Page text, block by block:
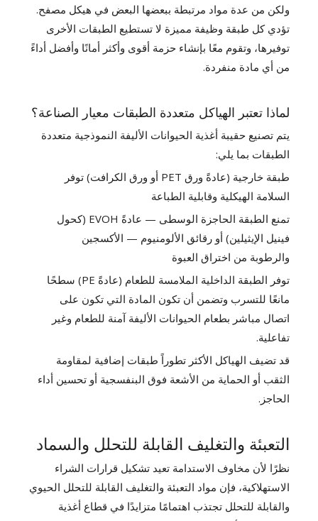
ولكن من عدة مواد مرتبطة ببعضها البعض في هيكل مصفح.
تؤدي كل طبقة وظيفة مميزة لا تستطيع الطبقات الأخرى
توفيرها، وتقوم معًا بإنشاء حزمة أقوى وأكثر أمانًا وأفضل أداءً
من أي مادة منفردة.
لماذا تعتبر الهياكل متعددة الطبقات معيار الصناعة؟
يتم تصنيع حقيبة أغذية الحيوانات الأليفة النموذجية متعددة
الطبقات بما يلي:
طبقة خارجية (عادةً ورق PET أو ورق الكرافت) توفر
السلامة الهيكلية وقابلية الطباعة
تمنع الطبقة الحاجزة الوسطى — عادةً EVOH (كحول
فينيل الإيثيلين) أو رقائق الألومنيوم — الأكسجين
والرطوبة من اختراق العبوة
توفر الطبقة الداخلية الملامسة للطعام (عادةً PE) سطحًا
مانعًا للتسرب وتضمن أن تكون المادة التي تكون على
اتصال مباشر بطعام الحيوانات الأليفة آمنة للطعام وغير
تفاعلية.
قد تضيف الهياكل الأكثر تطوراً طبقات إضافية لمقاومة
الثقب أو الحماية من الأشعة فوق البنفسجية أو تحسين أداء
الحاجز.
التعبئة والتغليف القابلة للتحلل والسماد
نظرًا لأن مخاوف الاستدامة تعيد تشكيل قرارات الشراء
الاستهلاكية، فإن مواد التعبئة والتغليف القابلة للتحلل الحيوي
والقابلة للتحلل تجتذب اهتمامًا متزايدًا في قطاع أغذية